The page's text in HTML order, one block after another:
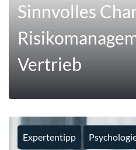
Sinnvolles
Vertrieb
Expertentipp